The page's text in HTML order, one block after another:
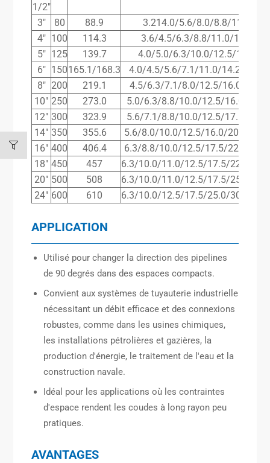
1/2″
3″ 80 88.9
3.214.0/5.6/8.0/8.8/11.0/
4″ 100 114.3
3.6/4.5/6.3/8.8/11.0/14.2/
5″ 125 139.7
4.0/5.0/6.3/10.0/12.5/16.0/
6″ 150165.1/168.3
4.0/4.5/5.6/7.1/11.0/14.2/
8″ 200 219.1
4.5/6.3/7.1/8.0/12.5/16.0/17.5/
10″ 250 273.0
5.0/6.3/8.8/10.0/12.5/16.0/
12″ 300 323.9
5.6/7.1/8.8/10.0/12.5/17.5/
14″ 350 355.6
5.6/8.0/10.0/12.5/16.0/20.0/
16″ 400 406.4
6.3/8.8/10.0/12.5/17.5/22.2/
18″ 450 457
6.3/10.0/11.0/12.5/17.5/22.2/
20″ 500 508
6.3/10.0/11.0/12.5/17.5/25.0/
24″ 600 610 6.3/10.0/12.5/17.5/25.0/30.0/
APPLICATION
Utilisé pour changer la direction des pipelines
de 90 degrés dans des espaces compacts.
Convient aux systèmes de tuyauterie industrielle
nécessitant un débit efficace et des connexions
robustes, comme dans les usines chimiques,
les installations pétrolières et gazières, la
production d'énergie, le traitement de l'eau et la
construction navale.
Idéal pour les applications où les contraintes
d'espace rendent les coudes à long rayon peu
pratiques.
AVANTAGES